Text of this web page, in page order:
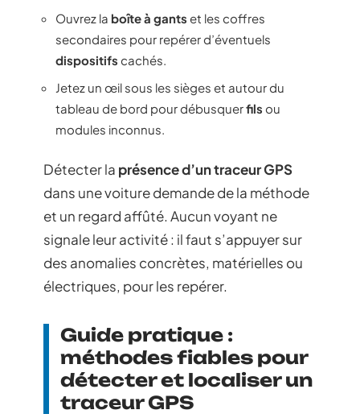
Ouvrez la boîte à gants et les coffres
secondaires pour repérer d’éventuels
dispositifs cachés.
Jetez un œil sous les sièges et autour du
tableau de bord pour débusquerfils ou
modules inconnus.
Détecter la présence d’un traceur GPS
dans une voiture demande de la méthode
et un regard affûté. Aucun voyant ne
signale leur activité : il faut s’appuyer sur
des anomalies concrètes, matérielles ou
électriques, pour les repérer.
Guide pratique :
méthodes fiables pour
détecter et localiser un
traceur GPS